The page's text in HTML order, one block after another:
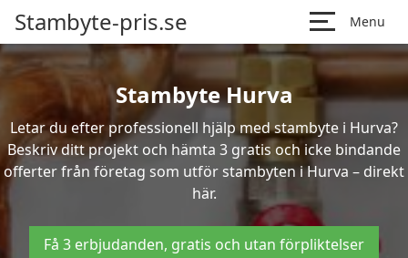
Stambyte-pris.se Menu
Stambyte Hurva
Letar du efter professionell hjälp med stambyte i Hurva?
Beskriv ditt projekt och hämta 3 gratis och icke bindande
offerter från företag som utför stambyten i Hurva – direkt
här.
Få 3 erbjudanden, gratis och utan förpliktelser